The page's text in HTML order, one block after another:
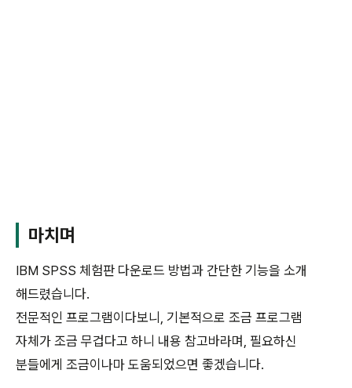
마치며
IBM SPSS 체험판 다운로드 방법과 간단한 기능을 소개
해드렸습니다.
전문적인 프로그램이다보니, 기본적으로 조금 프로그램
자체가 조금 무겁다고 하니 내용 참고바라며, 필요하신
분들에게 조금이나마 도움되었으면 좋겠습니다.